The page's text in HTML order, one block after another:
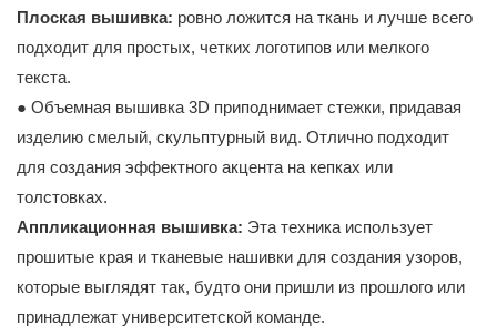
Плоская вышивка: ровно ложится на ткань и лучше всего
подходит для простых, четких логотипов или мелкого
текста.
● Объемная вышивка 3D приподнимает стежки, придавая
изделию смелый, скульптурный вид. Отлично подходит
для создания эффектного акцента на кепках или
толстовках.
Аппликационная вышивка: Эта техника использует
прошитые края и тканевые нашивки для создания узоров,
которые выглядят так, будто они пришли из прошлого или
принадлежат университетской команде.